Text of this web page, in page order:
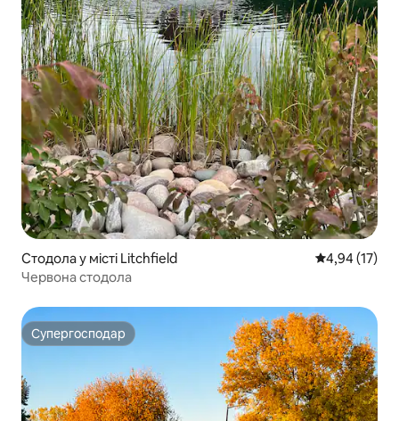
Стодола у місті Litchfield Середня
4,94 (17)
Червона стодола
Супергосподар
Супергосподар